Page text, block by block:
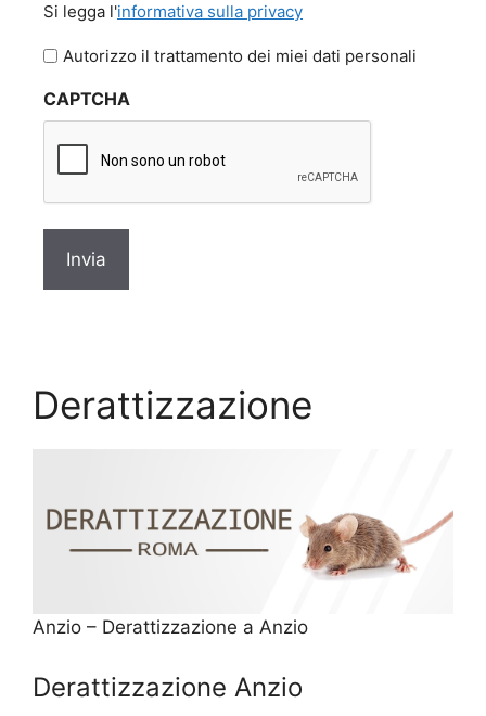
legga
l'informativa
privacy
Si legga l'informativa sulla privacy
Autorizzo il trattamento dei miei dati personali
CAPTCHA
Derattizzazione
Anzio – Derattizzazione a Anzio
Derattizzazione Anzio